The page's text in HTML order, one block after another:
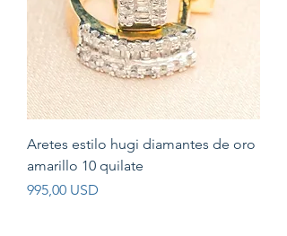
Aretes estilo hugi diamantes de oro
amarillo 10 quilate
Prezzo
995,00 USD